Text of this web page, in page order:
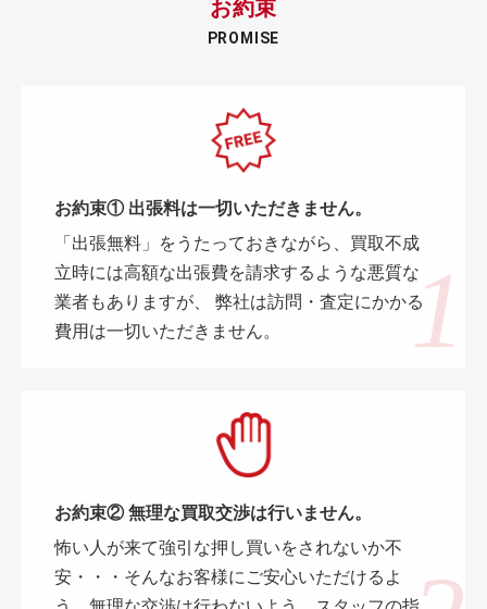
お約束
PROMISE
お約束① 出張料は一切いただきません。
「出張無料」をうたっておきながら、買取不成
立時には高額な出張費を請求するような悪質な
業者もありますが、 弊社は訪問・査定にかかる
費用は一切いただきません。
お約束② 無理な買取交渉は行いません。
怖い人が来て強引な押し買いをされないか不
安・・・そんなお客様にご安心いただけるよ